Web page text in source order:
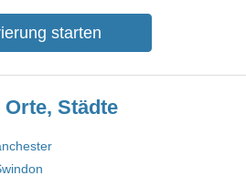
starten
Städte